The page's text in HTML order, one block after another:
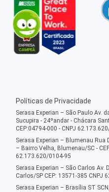
Políticas de Privacidade
Serasa Experian – São Paulo Av.
Sucupira - 24ºandar - Chácara
CEP:04794-000 - CNPJ
Serasa Experian – Blumenau Rua
– Bairro Velha, Blumenau/SC -
62.173.620/0104-95
Serasa Experian – São Carlos Av.
Carlos/SP CEP: 13571-385 CNPJ
Serasa Experian – Brasília ST